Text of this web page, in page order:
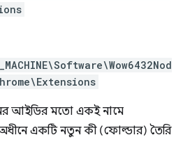
আইডির মতো একই নামে
একটি নতুন কী (ফোল্ডার) তৈরি